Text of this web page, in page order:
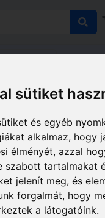
sütiket
és egyéb
alkalmaz, hogy
élményét, azzal
szabott tartalmakat
jelenít meg, és
forgalmát, hogy
a látogatóink.
HOBBY
Ház
eszközök